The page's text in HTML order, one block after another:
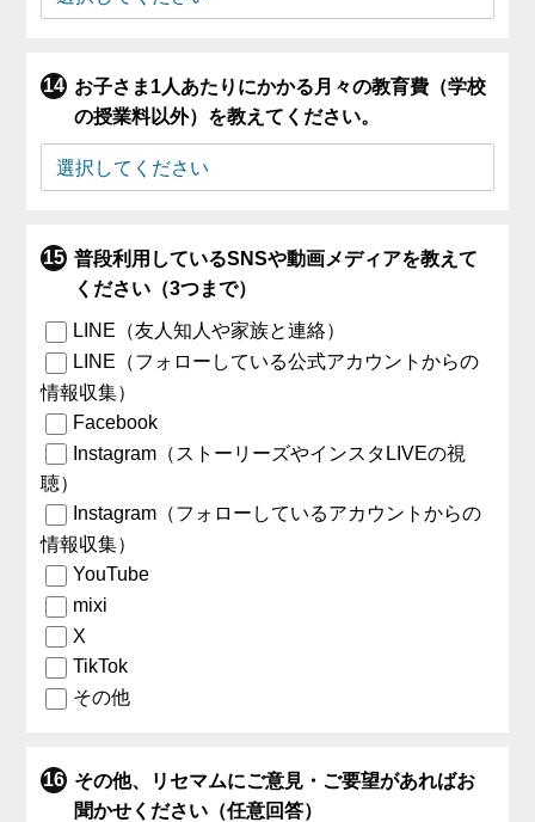
お子さま1人あたりにかかる月々の教育費（学校
の授業料以外）を教えてください。
普段利用しているSNSや動画メディアを教えて
ください（3つまで）
LINE（友人知人や家族と連絡）
LINE（フォローしている公式アカウントからの
情報収集）
Facebook
Instagram（ストーリーズやインスタLIVEの視
聴）
Instagram（フォローしているアカウントからの
情報収集）
YouTube
mixi
X
TikTok
その他
その他、リセマムにご意見・ご要望があればお
聞かせください（任意回答）